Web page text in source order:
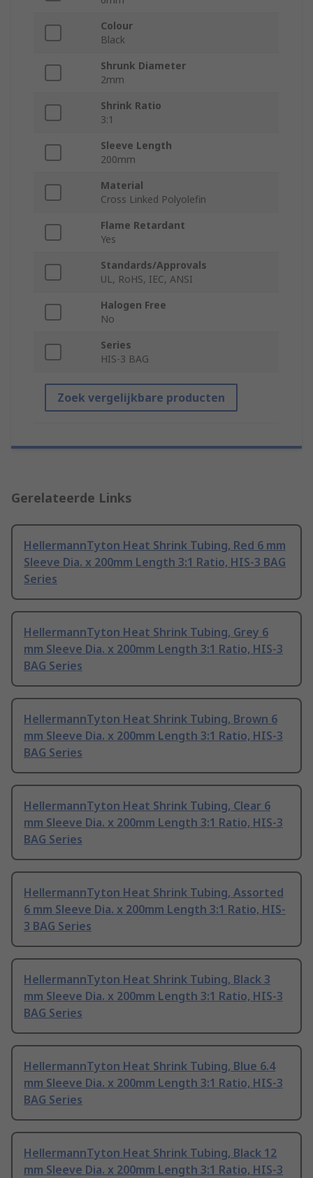
Colour
Black
Shrunk Diameter
2mm
Shrink Ratio
3:1
Sleeve Length
200mm
Material
Cross Linked Polyolefin
Flame Retardant
Yes
Standards/Approvals
UL, RoHS, IEC, ANSI
Halogen Free
No
Series
HIS-3 BAG
Zoek vergelijkbare producten
Gerelateerde Links
HellermannTyton Heat Shrink Tubing, Red 6 mm
Sleeve Dia. x 200mm Length 3:1 Ratio, HIS-3 BAG
Series
HellermannTyton Heat Shrink Tubing, Grey 6
mm Sleeve Dia. x 200mm Length 3:1 Ratio, HIS-3
BAG Series
HellermannTyton Heat Shrink Tubing, Brown 6
mm Sleeve Dia. x 200mm Length 3:1 Ratio, HIS-3
BAG Series
HellermannTyton Heat Shrink Tubing, Clear 6
mm Sleeve Dia. x 200mm Length 3:1 Ratio, HIS-3
BAG Series
HellermannTyton Heat Shrink Tubing, Assorted
6 mm Sleeve Dia. x 200mm Length 3:1 Ratio, HIS-
3 BAG Series
HellermannTyton Heat Shrink Tubing, Black 3
mm Sleeve Dia. x 200mm Length 3:1 Ratio, HIS-3
BAG Series
HellermannTyton Heat Shrink Tubing, Blue 6.4
mm Sleeve Dia. x 200mm Length 3:1 Ratio, HIS-3
BAG Series
HellermannTyton Heat Shrink Tubing, Black 12
mm Sleeve Dia. x 200mm Length 3:1 Ratio, HIS-3